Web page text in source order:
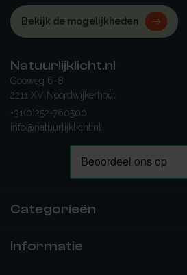
Bekijk de mogelijkheden
Natuurlijklicht.nl
Gooweg 6-8
2211 XV Noordwijkerhout
+31(0)252-760500
info@natuurlijklicht.nl
Categorieën
Informatie